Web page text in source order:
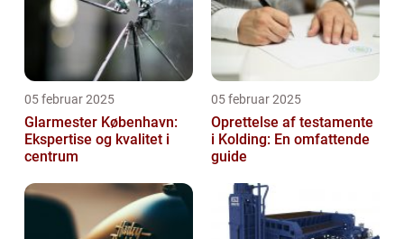
05 februar 2025
Glarmester København:
Ekspertise og kvalitet i
centrum
05 februar 2025
Oprettelse af testamente
i Kolding: En omfattende
guide